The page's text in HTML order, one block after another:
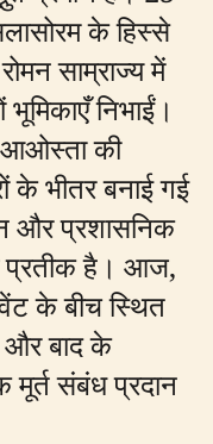
के हिस्से
साम्राज्य में
निभाईं।
आओस्ता की
के भीतर बनाई गई
और प्रशासनिक
है। आज,
के बीच स्थित
बाद के
मूर्त संबंध प्रदान